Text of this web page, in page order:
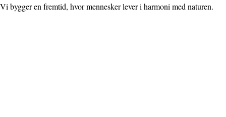
Vi bygger en fremtid, hvor mennesker lever i harmoni med naturen.